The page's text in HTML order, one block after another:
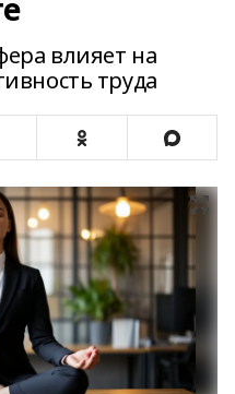
влияет на
труда